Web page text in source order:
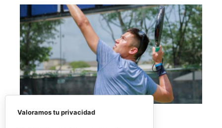
Valoramos tu privacidad